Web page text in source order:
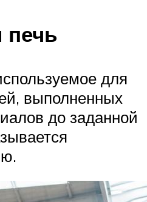
для
выполненных
до заданной